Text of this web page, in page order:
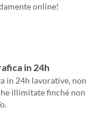
online!
in 24h
in 24h lavorative, non
illimitate finché non